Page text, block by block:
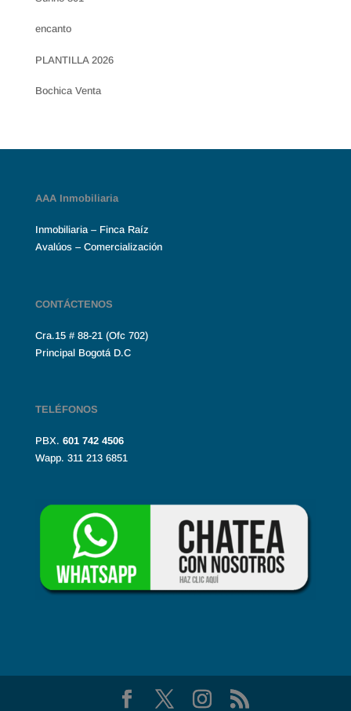
encanto
PLANTILLA 2026
Bochica Venta
AAA Inmobiliaria
Inmobiliaria – Finca Raíz
Avalúos – Comercialización
CONTÁCTENOS
Cra.15 # 88-21 (Ofc 702)
Principal Bogotá D.C
TELÉFONOS
PBX. 601 742 4506
Wapp. 311 213 6851